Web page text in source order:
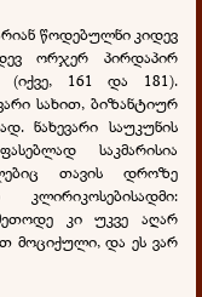
წოდებულნი კიდევ
ორჯერ პირდაპირ
(იქვე, 161 და 181).
სახით, ბიზანტიურ
ნახევარი საუკუნის
საკმარისია
თავის დროზე
მეთოდე კი უკვე აღარ
მოციქული, და ეს ვარ